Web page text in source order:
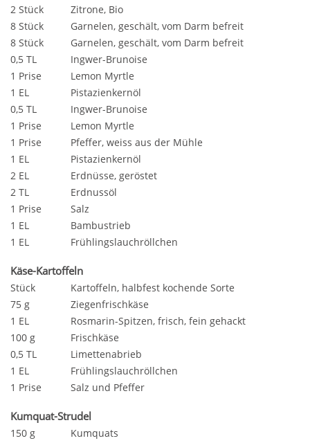
2 Stück
Zitrone, Bio
8 Stück
Garnelen, geschält, vom Darm befreit
8 Stück
Garnelen, geschält, vom Darm befreit
0,5 TL
Ingwer-Brunoise
1 Prise
Lemon Myrtle
1 EL
Pistazienkernöl
0,5 TL
Ingwer-Brunoise
1 Prise
Lemon Myrtle
1 Prise
Pfeffer, weiss aus der Mühle
1 EL
Pistazienkernöl
2 EL
Erdnüsse, geröstet
2 TL
Erdnussöl
1 Prise
Salz
1 EL
Bambustrieb
1 EL
Frühlingslauchröllchen
Käse-Kartoffeln
Stück
Kartoffeln, halbfest kochende Sorte
75 g
Ziegenfrischkäse
1 EL
Rosmarin-Spitzen, frisch, fein gehackt
100 g
Frischkäse
0,5 TL
Limettenabrieb
1 EL
Frühlingslauchröllchen
1 Prise
Salz und Pfeffer
Kumquat-Strudel
150 g
Kumquats